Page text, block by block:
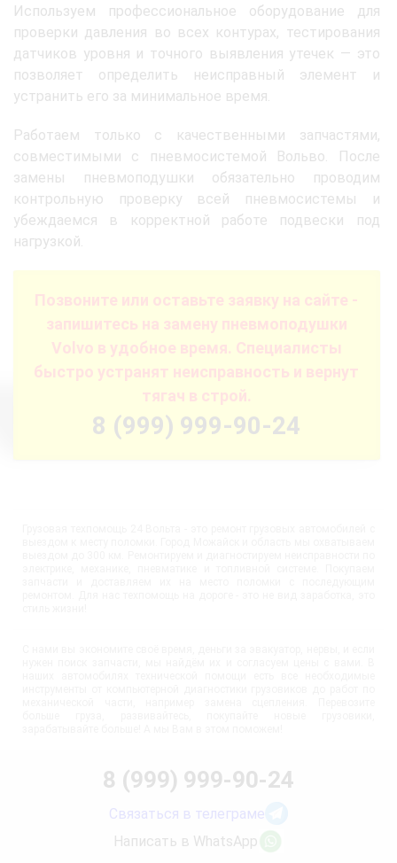
Используем профессиональное оборудование для
проверки давления во всех контурах, тестирования
датчиков уровня и точного выявления утечек — это
позволяет определить неисправный элемент и
устранить его за минимальное время.
Работаем только с качественными запчастями,
совместимыми с пневмосистемой Вольво. После
замены пневмоподушки обязательно проводим
контрольную проверку всей пневмосистемы и
убеждаемся в корректной работе подвески под
нагрузкой.
Позвоните или оставьте заявку на сайте -
запишитесь на замену пневмоподушки
Volvo в удобное время. Специалисты
быстро устранят неисправность и вернут
тягач в строй.
8 (999) 999-90-24
8 (999) 999-90-24
Связаться в телеграме
Написать в WhatsApp